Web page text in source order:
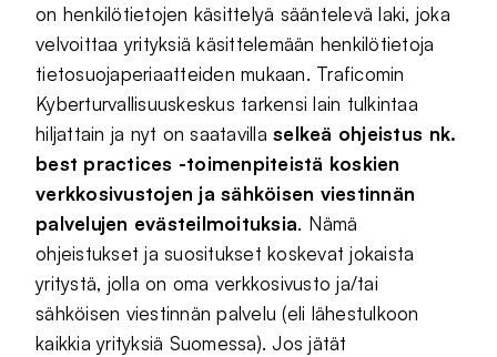
on henkilötietojen käsittelyä sääntelevä laki, joka
velvoittaa yrityksiä käsittelemään henkilötietoja
tietosuojaperiaatteiden mukaan. Traficomin
Kyberturvallisuuskeskus tarkensi lain tulkintaa
hiljattain ja nyt on saatavillaselkeä ohjeistus nk.
best practices -toimenpiteistä koskien
verkkosivustojen ja sähköisen viestinnän
palvelujen evästeilmoituksia. Nämä
ohjeistukset ja suositukset koskevat jokaista
yritystä, jolla on oma verkkosivusto ja/tai
sähköisen viestinnän palvelu (eli lähestulkoon
kaikkia yrityksiä Suomessa). Jos jätät